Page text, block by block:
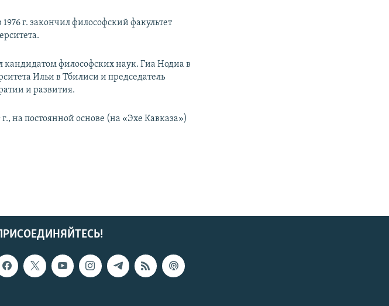
1976 г. закончил философский факультет
кандидатом философских наук. Гиа Нодиа в
Ильи в Тбилиси и председатель
и развития.
на постоянной основе (на «Эхе Кавказа»)